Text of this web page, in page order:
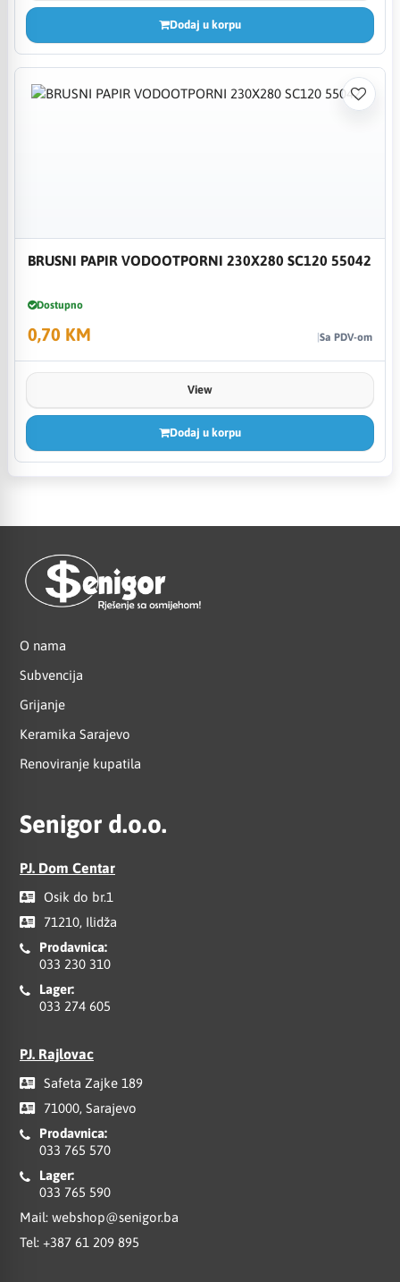
Dodaj u korpu
BRUSNI PAPIR VODOOTPORNI 230X280 SC120 55042
Dostupno
0,70 KM Sa PDV-om
View
Dodaj u korpu
O nama
Subvencija
Grijanje
Keramika Sarajevo
Renoviranje kupatila
Senigor d.o.o.
PJ. Dom Centar
Osik do br.1
71210, Ilidža
Prodavnica:
033 230 310
Lager:
033 274 605
PJ. Rajlovac
Safeta Zajke 189
71000, Sarajevo
Prodavnica:
033 765 570
Lager:
033 765 590
Mail: webshop@senigor.ba
Tel: +387 61 209 895